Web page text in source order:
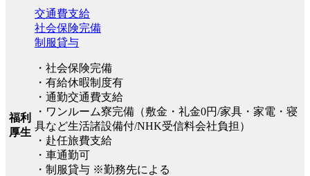
福利
厚生
交通費支給
社会保険完備
制服貸与
・社会保険完備
・有給休暇制度有
・通勤交通費支給
・ワンルーム寮完備（敷金・礼金0円/家具・家電・寝
具など生活諸設備付/NHK受信料会社負担）
・赴任旅費支給
・車通勤可
・制服貸与 ※勤務先による